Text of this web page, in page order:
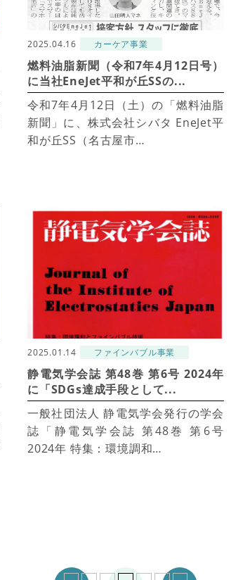
2025.04.16 カーケア事業
燃料油脂新聞（令和7年4月12日号）
に当社EneJet平和が丘SSの...
令和7年4月12日（土）の「燃料油脂
新聞」に、株式会社シバタ EneJet平
和が丘SS（名古屋市…
2025.01.14 ファインバブル事業
静電気学会誌 第48巻 第6号 2024年
に「SDGs達成手段として...
一般社団法人 静電気学会発行の学会
誌「静電気学会誌 第48巻 第6号
2024年 特集：環境調和…